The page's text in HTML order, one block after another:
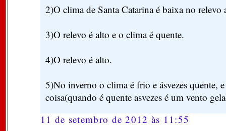
2)O clima de Santa Catarina é baixa no relevo
3)O relevo é alto e o clima é quente.
4)O relevo é alto.
5)No inverno o clima é frio e ásvezes quente,
coisa(quando é quente asvezes é um vento
11 de setembro de 2012 às 11:55